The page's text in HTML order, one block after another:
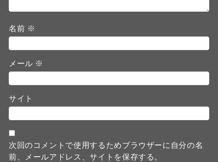
名前 ※
メール ※
サイト
次回のコメントで使用するためブラウザーに自分の名
前、メールアドレス、サイトを保存する。